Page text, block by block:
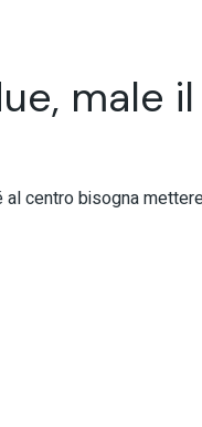
male
centro bisogna